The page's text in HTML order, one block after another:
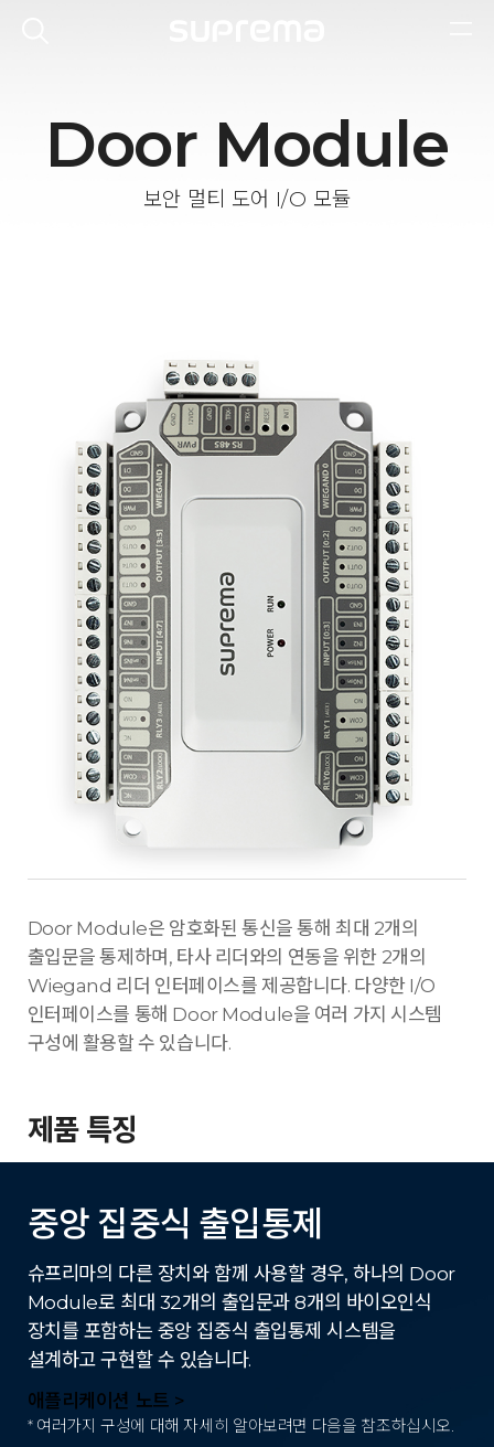
Door Module
보안 멀티 도어 I/O 모듈
Door Module은 암호화된 통신을 통해 최대 2개의
출입문을 통제하며, 타사 리더와의 연동을 위한 2개의
Wiegand 리더 인터페이스를 제공합니다. 다양한 I/O
인터페이스를 통해 Door Module을 여러 가지 시스템
구성에 활용할 수 있습니다.
제품 특징
중앙 집중식 출입통제
슈프리마의 다른 장치와 함께 사용할 경우, 하나의 Door
Module로 최대 32개의 출입문과 8개의 바이오인식
장치를 포함하는 중앙 집중식 출입통제 시스템을
설계하고 구현할 수 있습니다.
애플리케이션 노트 >
* 여러가지 구성에 대해 자세히 알아보려면 다음을 참조하십시오.